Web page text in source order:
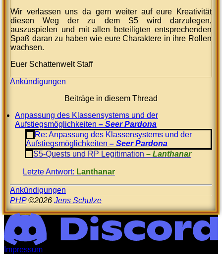
Wir verlassen uns da gern weiter auf eure Kreativität
diesen Weg der zu dem S5 wird darzulegen,
auszuspielen und mit allen beteiligten entsprechenden
Spaß daran zu haben wie eure Charaktere in ihre Rollen
wachsen.
Euer Schattenwelt Staff
Ankündigungen
Beiträge in diesem Thread
Anpassung des Klassensystems und der
Aufstiegsmöglichkeiten
Seer Pardona
Re: Anpassung des Klassensystems und der
Aufstiegsmöglichkeiten
Seer Pardona
S5-Quests und RP Legitimation
Lanthanar
Letzte Antwort: Lanthanar
Ankündigungen
PHP©2026 Jens Schulze
Impressum